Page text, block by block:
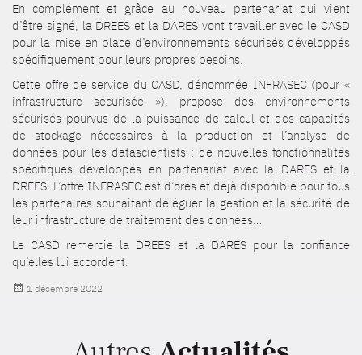
En complément et grâce au nouveau partenariat qui vient
d’être signé, la DREES et la DARES vont travailler avec le CASD
pour la mise en place d’environnements sécurisés développés
spécifiquement pour leurs propres besoins.
Cette offre de service du CASD, dénommée INFRASEC (pour «
infrastructure sécurisée »), propose des environnements
sécurisés pourvus de la puissance de calcul et des capacités
de stockage nécessaires à la production et l’analyse de
données pour les datascientists ; de nouvelles fonctionnalités
spécifiques développés en partenariat avec la DARES et la
DREES. L’offre INFRASEC est d’ores et déjà disponible pour tous
les partenaires souhaitant déléguer la gestion et la sécurité de
leur infrastructure de traitement des données…
Le CASD remercie la DREES et la DARES pour la confiance
qu’elles lui accordent.
Publié
1 décembre 2022